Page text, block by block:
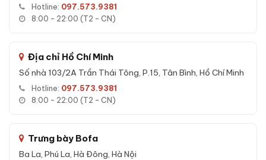
Đặc tính kỹ thuật Két sắt Liberty LB79
S11 Pro App Wifi chính hãng
Trọng lượng:
Số chốt:5 chốt Ø32mm thép không gỉ
Bảo hành: 24 tháng chính hãng
Pin:
4 viên AA
Hotline: 097.573.9381
8:00 - 22:00 (T2 - CN)
Địa chỉ Hồ Chí Minh
Số nhà 103/2A Trần Thái Tông, P.15, Tân Bình, Hồ Chí Minh
Hotline: 097.573.9381
8:00 - 22:00 (T2 - CN)
Trưng bày Bofa
Ba La, Phú La, Hà Đông, Hà Nội